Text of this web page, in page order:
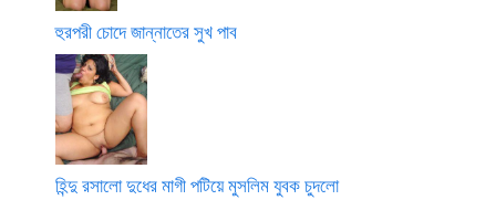
হুরপরী চোদে জান্নাতের সুখ পাব
হিন্দু রসালো দুধের মাগী পটিয়ে মুসলিম যুবক চুদলো